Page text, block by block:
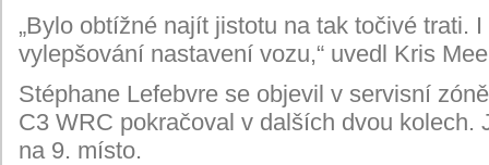
„Bylo obtížné najít jistotu na tak točivé trati.
vylepšování nastavení vozu,“ uvedl Kris
Stéphane Lefebvre se objevil v servisní
C3 WRC pokračoval v dalších dvou kolech.
na 9. místo.